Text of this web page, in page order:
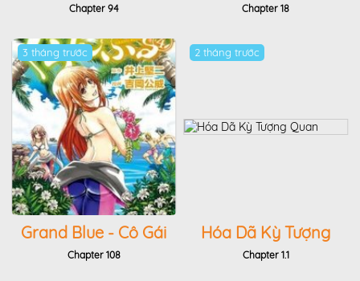
Núi Phú Sĩ
Chapter 94
Usuzumi
Chapter 18
3 tháng trước
Grand Blue - Cô Gái
Thích Lặn
Chapter 108
2 tháng trước
Hóa Dã Kỳ Tượng
Quan
Chapter 1.1